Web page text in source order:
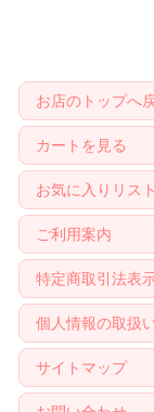
お店のトップへ
カートを見る
お気に入りリス
ご利用案内
特定商取引法表
個人情報の取扱
サイトマップ